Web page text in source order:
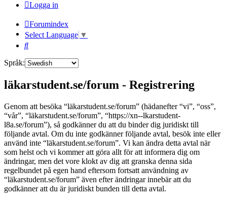
Logga in
Forumindex
Select Language ▼
Sök
Språk:
läkarstudent.se/forum - Registrering
Genom att besöka “läkarstudent.se/forum” (hädanefter “vi”, “oss”,
“vår”, “läkarstudent.se/forum”, “https://xn--lkarstudent-
l8a.se/forum”), så godkänner du att du binder dig juridiskt till
följande avtal. Om du inte godkänner följande avtal, besök inte eller
använd inte “läkarstudent.se/forum”. Vi kan ändra detta avtal när
som helst och vi kommer att göra allt för att informera dig om
ändringar, men det vore klokt av dig att granska denna sida
regelbundet på egen hand eftersom fortsatt användning av
“läkarstudent.se/forum” även efter ändringar innebär att du
godkänner att du är juridiskt bunden till detta avtal.